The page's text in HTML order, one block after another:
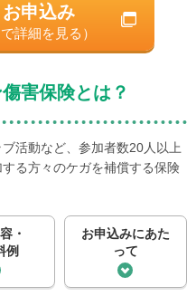
申込み
詳細を見る）
害保険とは？
活動など、参加者数20人以上
る方々のケガを補償する保険
・
例
お申込みにあた
って